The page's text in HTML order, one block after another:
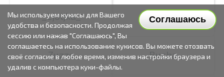
_Ljoljka_ _rita_
_Zuzze_ _Bucha_
Соглашаюсь
Мы используем кукисы для Вашего
удобства и безопасности. Продолжая
сессию или нажав "Соглашаюсь", Вы
соглашаетесь на использование кукисов. Вы можете отозвать
своё согласие в любое время, изменив настройки браузера и
удалив с компьютера куки-файлы.